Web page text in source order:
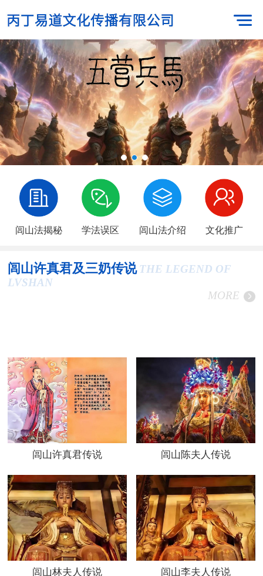
闾山法揭秘 学法误区 闾山法介绍 文化推广
闾山许真君及三奶传说 THE LEGEND OF
LVSHAN
MORE
闾山许真君传说 闾山陈夫人传说
闾山林夫人传说 闾山李夫人传说